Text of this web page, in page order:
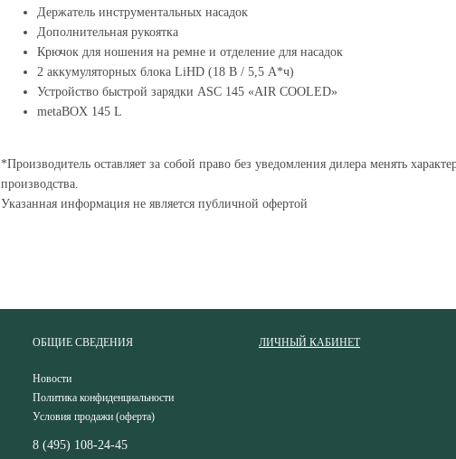
Держатель инструментальных насадок
Дополнительная рукоятка
Крючок для ношения на ремне и отделение для насадок
2 аккумуляторных блока LiHD (18 В / 5,5 А*ч)
Устройство быстрой зарядки ASC 145 «AIR COOLED»
metaBOX 145 L
*Производитель оставляет за собой право без уведомления дилера менять
производства.
Указанная информация не является публичной офертой
ОБЩИЕ СВЕДЕНИЯ
Новости
Политика конфиденциальности
Условия продажи (оферта)
8 (495) 108-24-45
ЛИЧНЫЙ КАБИНЕТ